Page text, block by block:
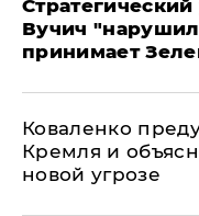
Вучич
принимает
Коваленко
Кремля и
новой угрозе